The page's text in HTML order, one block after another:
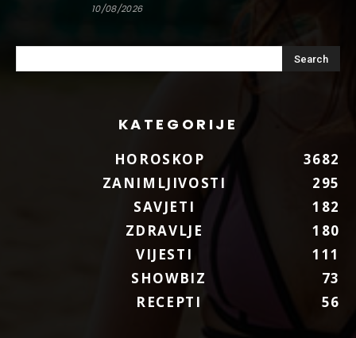
10/08/2026
KATEGORIJE
HOROSKOP
3682
ZANIMLJIVOSTI
295
SAVJETI
182
ZDRAVLJE
180
VIJESTI
111
SHOWBIZ
73
RECEPTI
56